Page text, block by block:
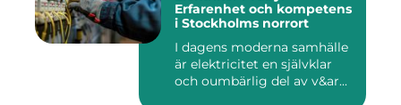
Erfarenhet och kompetens
i Stockholms norrort
I dagens moderna samhälle
är elektricitet en självklar
och oumbärlig del av v&ar...